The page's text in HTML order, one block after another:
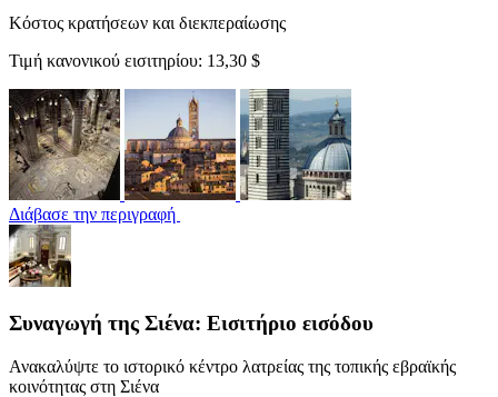
Κόστος κρατήσεων και διεκπεραίωσης
Τιμή κανονικού εισιτηρίου: 13,30 $
Διάβασε την περιγραφή
Συναγωγή της Σιένα: Εισιτήριο εισόδου
Ανακαλύψτε το ιστορικό κέντρο λατρείας της τοπικής εβραϊκής
κοινότητας στη Σιένα